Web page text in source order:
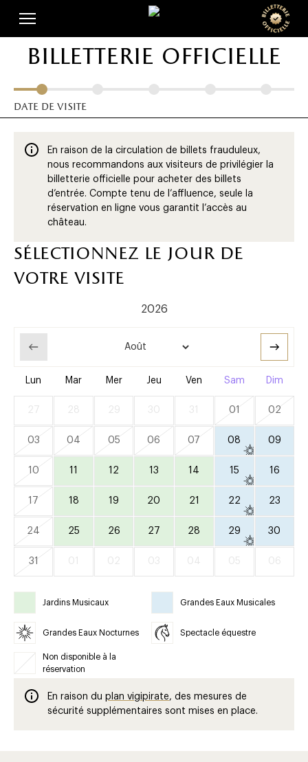
main
contentbilletterie officielle
date de visite
En raison de la circulation de billets frauduleux,
nous recommandons aux visiteurs de privilégier la
billetterie officielle pour acheter des billets
d’entrée. Compte tenu de l’affluence, seule la
réservation en ligne vous garantit l’accès au
château.
sélectionnez le jour de
votre visite
Lun Mar Mer Jeu Ven Sam Dim
27 28 29 30 31 01 02
03 04 05 06 07 08 09
10 11 12 13 14 15 16
17 18 19 20 21 22 23
24 25 26 27 28 29 30
31 01 02 03 04 05 06
Jardins Musicaux Grandes Eaux Musicales
Grandes Eaux Nocturnes Spectacle équestre
Non disponible à la
réservation
En raison du plan vigipirate, des mesures de
sécurité supplémentaires sont mises en place.